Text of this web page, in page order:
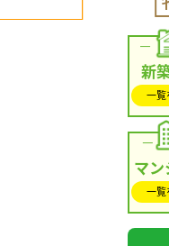
新
一覧
マン
一覧